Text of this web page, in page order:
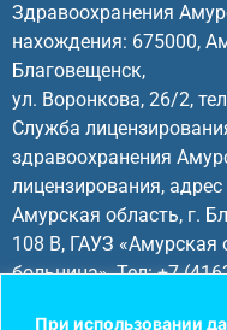
При использовании
Здравоохранения
нахождения: 675000,
Благовещенск,
ул. Воронкова, 26/2,
Служба
здравоохранения
лицензирования,
Амурская область, г.
108 В, ГАУЗ «Амурская
больница», Тел: +7